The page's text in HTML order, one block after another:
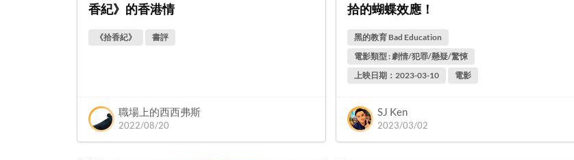
香紀》的香港情
《拾香紀》 書評
職場上的西西弗斯
2022/08/20
拾的蝴蝶效應！
黑的教育 Bad Education
電影類型 : 劇情/犯罪/懸疑/驚悚
上映日期：2023-03-10
電影
SJ Ken
2023/03/02